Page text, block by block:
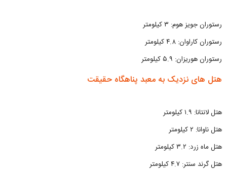
رستوران جویز هوم: ۳ کیلومتر
رستوران کاراوان: ۴.۸ کیلومتر
رستوران هوریزان: ۵.۹ کیلومتر
هتل های نزدیک به معبد پناهگاه حقیقت
هتل لانتانا: ۱.۹ کیلومتر
هتل ناوانا: ۲ کیلومتر
هتل ماه زرد: ۳.۲ کیلومتر
هتل گرند سنتر: ۴.۷ کیلومتر